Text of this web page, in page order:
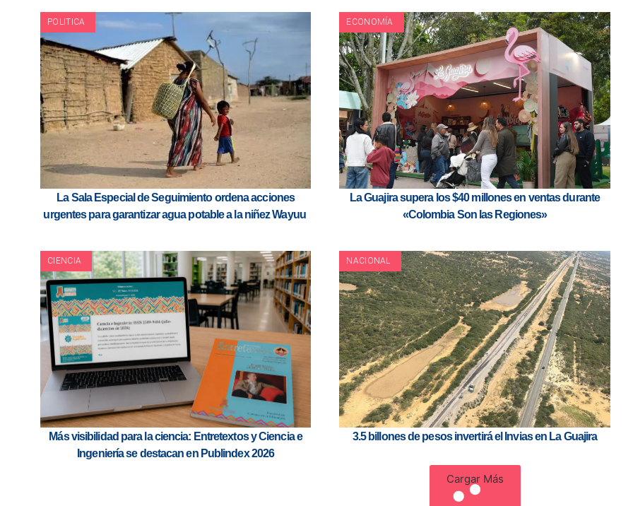
POLITICA
La Sala Especial de Seguimiento ordena acciones
urgentes para garantizar agua potable a la niñez Wayuu
ECONOMÍA
La Guajira supera los $40 millones en ventas durante
«Colombia Son las Regiones»
CIENCIA
Más visibilidad para la ciencia: Entretextos y Ciencia e
Ingeniería se destacan en Publindex 2026
NACIONAL
3.5 billones de pesos invertirá el Invias en La Guajira
Cargar Más